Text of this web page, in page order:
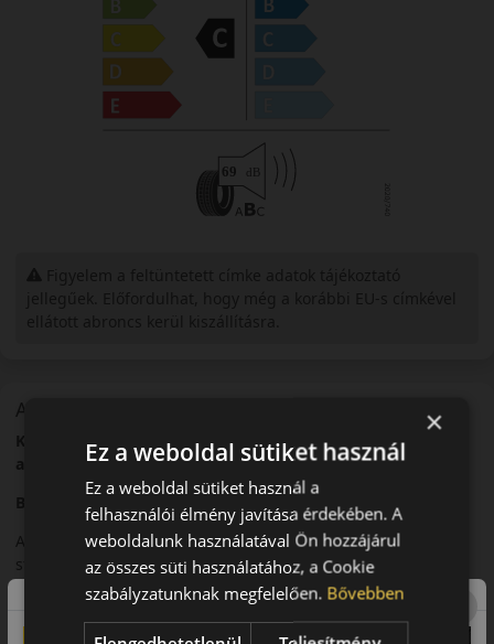
A mintázat
Kleber Dynaxer HP3 SUV – Kiegyensúlyozott nyári SUV-
abroncs
Bevezető
A Kleber Dynaxer HP3 SUV egy nyári SUV-abroncs, amelyet a
stabil közlekedés és a megbízható mindennapi használat
szem előtt tartásával fejlesztettek.
Futófelület és tapadás
×
Ez a weboldal sütiket használ
Ez a weboldal sütiket használ a
felhasználói élmény javítása érdekében. A
weboldalunk használatával Ön hozzájárul
az összes süti használatához, a Cookie
szabályzatunknak megfelelően. Bővebben